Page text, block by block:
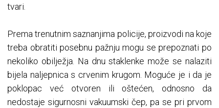
tvari.
Prema trenutnim saznanjima policije, proizvodi na koje
treba obratiti posebnu pažnju mogu se prepoznati po
nekoliko obilježja. Na dnu staklenke može se nalaziti
bijela naljepnica s crvenim krugom. Moguće je i da je
poklopac već otvoren ili oštećen, odnosno da
nedostaje sigurnosni vakuumski čep, pa se pri prvom